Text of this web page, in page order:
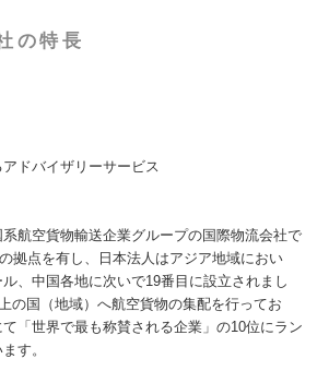
の特長
ドバイザリーサービス
航空貨物輸送企業グループの国際物流会社で
拠点を有し、日本法人はアジア地域におい
、中国各地に次いで19番目に設立されまし
の国（地域）へ航空貨物の集配を行ってお
「世界で最も称賛される企業」の10位にラン
す。